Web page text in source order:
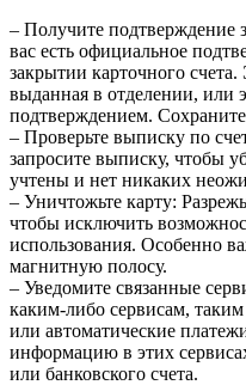
– Получите подтверждение
вас есть официальное
закрытии карточного
выданная в отделении, или
подтверждением.
– Проверьте выписку по
запросите выписку, чтобы
учтены и нет никаких
– Уничтожьте карту:
чтобы исключить
использования. Особенно
магнитную полосу.
– Уведомите связанные
каким-либо сервисам,
или автоматические
информацию в этих
или банковского счета.